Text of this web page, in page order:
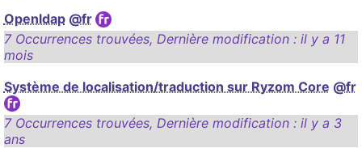
Openldap @fr
7 Occurrences trouvées, Dernière modification : il y a 11
mois
Système de localisation/traduction sur Ryzom Core @fr
7 Occurrences trouvées, Dernière modification : il y a 3
ans